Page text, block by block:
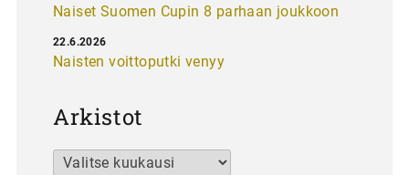
Naiset Suomen Cupin 8 parhaan joukkoon
Naisten voittoputki venyy
22.6.2026
Arkistot
Arkistot